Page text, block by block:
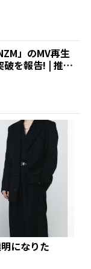
」のMV再生
破を報告! | 推し
になりた